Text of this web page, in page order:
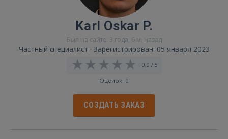
Karl Oskar P.
Был на сайте: 3 года, 6 м. назад
Частный специалист · Зарегистрирован: 05 января 2023
0,0 / 5
Оценок: 0
СОЗДАТЬ ЗАКАЗ